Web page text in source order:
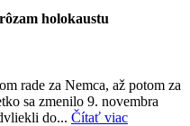
holokaustu
rade za Nemca, až potom za
sa zmenilo 9. novembra
do... Čítať viac